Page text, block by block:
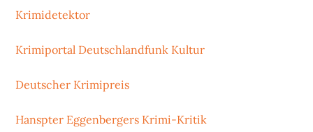
Krimidetektor
Krimiportal Deutschlandfunk Kultur
Deutscher Krimipreis
Hanspter Eggenbergers Krimi-Kritik